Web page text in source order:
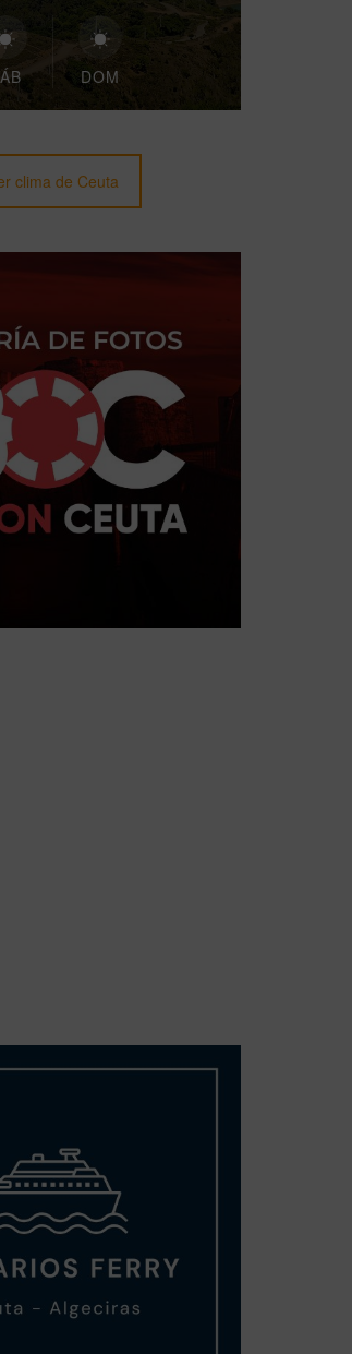
DOM
clima de Ceuta